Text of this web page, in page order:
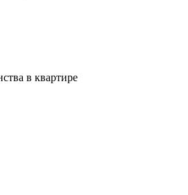
в квартире